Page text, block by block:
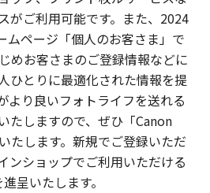
がご利用可能です。また、2024
ムページ「個人のお客さま」で
めお客さまのご登録情報などに
ひとりに最適化された情報を提
より良いフォトライフを送れる
たしますので、ぜひ「Canon
たします。新規でご登録いただ
ンショップでご利用いただける
呈いたします。